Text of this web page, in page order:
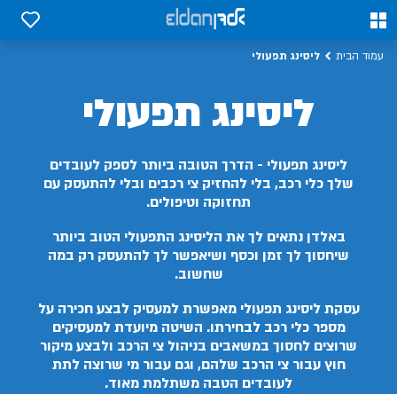
0
0
עמוד הבית ליסינג תפעולי
ליסינג תפעולי
ליסינג תפעולי - הדרך הטובה ביותר לספק לעובדים
שלך כלי רכב, בלי להחזיק צי רכבים ובלי להתעסק עם
תחזוקה וטיפולים.
באלדן נתאים לך את הליסינג התפעולי הטוב ביותר
שיחסוך לך זמן וכסף ושיאפשר לך להתעסק רק במה
שחשוב.
עסקת ליסינג תפעולי מאפשרת למעסיק לבצע חכירה על
מספר כלי רכב לבחירתו. השיטה מיועדת למעסיקים
שרוצים לחסוך במשאבים בניהול צי הרכב ולבצע מיקור
חוץ עבור צי הרכב שלהם, וגם עבור מי שרוצה לתת
לעובדים הטבה משתלמת מאוד.